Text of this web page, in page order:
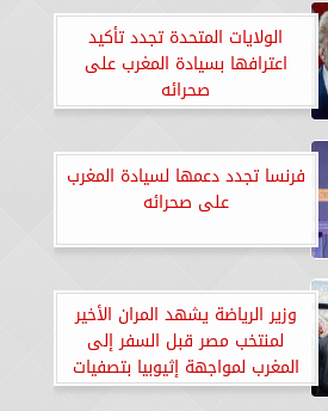
الولايات المتحدة تجدد تأكيد
اعترافها بسيادة المغرب على
صحرائه
فرنسا تجدد دعمها لسيادة المغرب
على صحرائه
وزير الرياضة يشهد المران الأخير
لمنتخب مصر قبل السفر إلى
المغرب لمواجهة إثيوبيا بتصفيات
المونديال.. «صور»